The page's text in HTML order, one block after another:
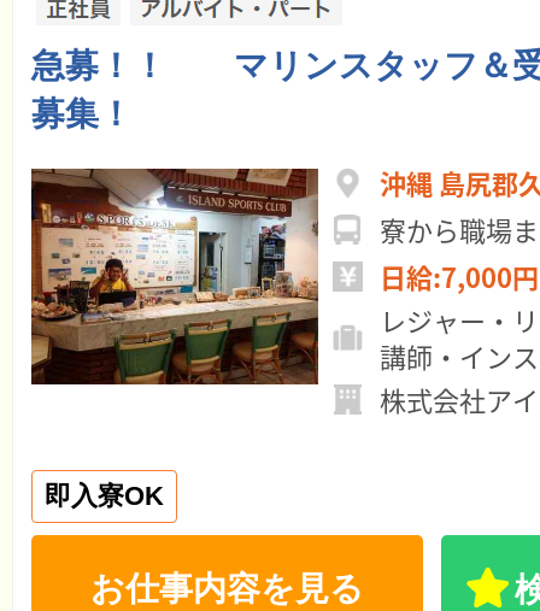
急募！！ マリンスタッフ＆
募集！
沖縄 島尻郡
寮から職場
日給:7,000
レジャー・
講師・イン
株式会社ア
即入寮OK
お仕事内容を見る